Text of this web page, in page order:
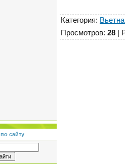
сайту
Категория:
Просмотров: 28